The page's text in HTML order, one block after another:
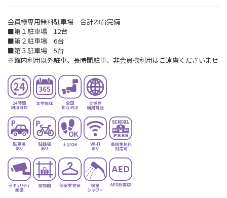
会員様専用無料駐車場 合計23台完備
■第１駐車場 12台
■第２駐車場 6台
■第３駐車場 5台
※館内利用以外駐車、長時間駐車、非会員様利用はご遠慮くださいませ